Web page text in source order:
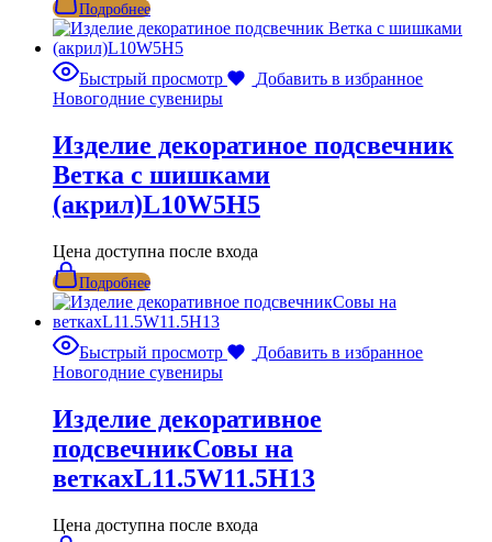
Подробнее
Быстрый просмотр
Добавить в избранное
Новогодние сувениры
Изделие декоратиное подсвечник
Ветка с шишками
(акрил)L10W5H5
Цена доступна после входа
Подробнее
Быстрый просмотр
Добавить в избранное
Новогодние сувениры
Изделие декоративное
подсвечникСовы на
веткахL11.5W11.5H13
Цена доступна после входа